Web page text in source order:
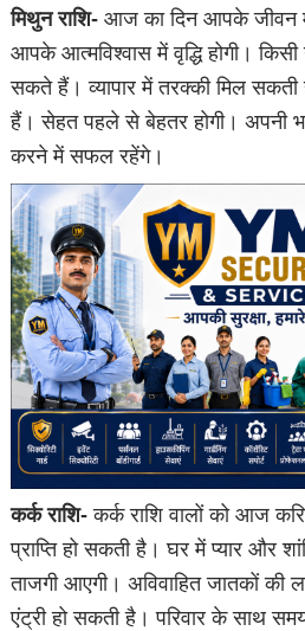
मिथुन राशि-आज का दिन आपके जीवन
आपके आत्मविश्वास में वृद्धि होगी।
सकते हैं। व्यापार में तरक्की मिल
हैं। सेहत पहले से बेहतर होगी। अपनी
करने में सफल रहेंगे।
कर्क राशि-कर्क राशि वालों को आज
प्राप्ति हो सकती है। घर में प्यार और
ताजगी आएगी। अविवाहित जातकों की
एंट्री हो सकती है। परिवार के साथ समय